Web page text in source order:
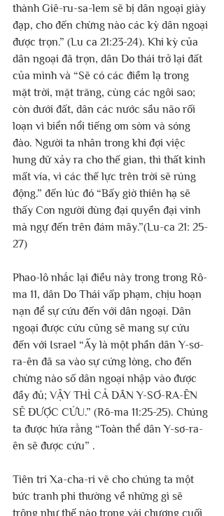
thành Giê-ru-sa-lem sẽ bị dân ngoại giày
đạp, cho đến chừng nào các kỳ dân ngoại
được trọn.” (Lu ca 21:23-24). Khi kỳ của
dân ngoại đã trọn, dân Do thái trở lại đất
của mình và “Sẽ có các điềm lạ trong
mặt trời, mặt trăng, cùng các ngôi sao;
còn dưới đất, dân các nước sầu não rối
loạn vì biển nổi tiếng om sòm và sóng
đào. Người ta nhân trong khi đợi việc
hung dữ xảy ra cho thế gian, thì thất kinh
mất vía, vì các thế lực trên trời sẽ rúng
động.” đến lúc đó “Bấy giờ thiên hạ sẽ
thấy Con người dùng đại quyền đại vinh
mà ngự đến trên đám mây.”(Lu-ca 21: 25-
27)
Phao-lô nhắc lại điều này trong trong Rô-
ma 11, dân Do Thái vấp phạm, chịu hoạn
nạn để sự cứu đến với dân ngoại. Dân
ngoại được cứu cũng sẽ mang sự cứu
đến với Israel “Ấy là một phần dân Y-sơ-
ra-ên đã sa vào sự cứng lòng, cho đến
chừng nào số dân ngoại nhập vào được
đầy đủ; VẬY THÌ CẢ DÂN Y-SƠ-RA-ÊN
SẼ ĐƯỢC CỨU.” (Rô-ma 11:25-25). Chúng
ta được hứa rằng “Toàn thể dân Y-sơ-ra-
ên sẽ được cứu” .
Tiên tri Xa-cha-ri vẽ cho chúng ta một
bức tranh phi thường về những gì sẽ
trông như thế nào trong vài chương cuối